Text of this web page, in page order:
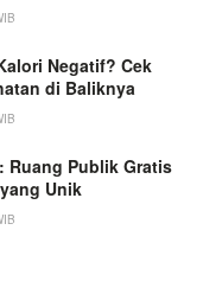
Negatif? Cek
di Baliknya
Ruang Publik Gratis
Unik